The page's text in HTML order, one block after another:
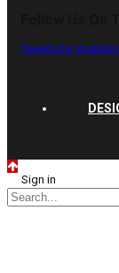
Tweets by
Sign in